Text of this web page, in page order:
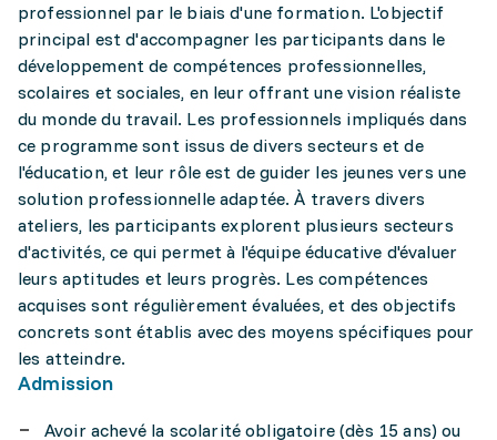
professionnel par le biais d'une formation. L'objectif
principal est d'accompagner les participants dans le
développement de compétences professionnelles,
scolaires et sociales, en leur offrant une vision réaliste
du monde du travail. Les professionnels impliqués dans
ce programme sont issus de divers secteurs et de
l'éducation, et leur rôle est de guider les jeunes vers une
solution professionnelle adaptée. À travers divers
ateliers, les participants explorent plusieurs secteurs
d'activités, ce qui permet à l'équipe éducative d'évaluer
leurs aptitudes et leurs progrès. Les compétences
acquises sont régulièrement évaluées, et des objectifs
concrets sont établis avec des moyens spécifiques pour
les atteindre.
Admission
Avoir achevé la scolarité obligatoire (dès 15 ans) ou